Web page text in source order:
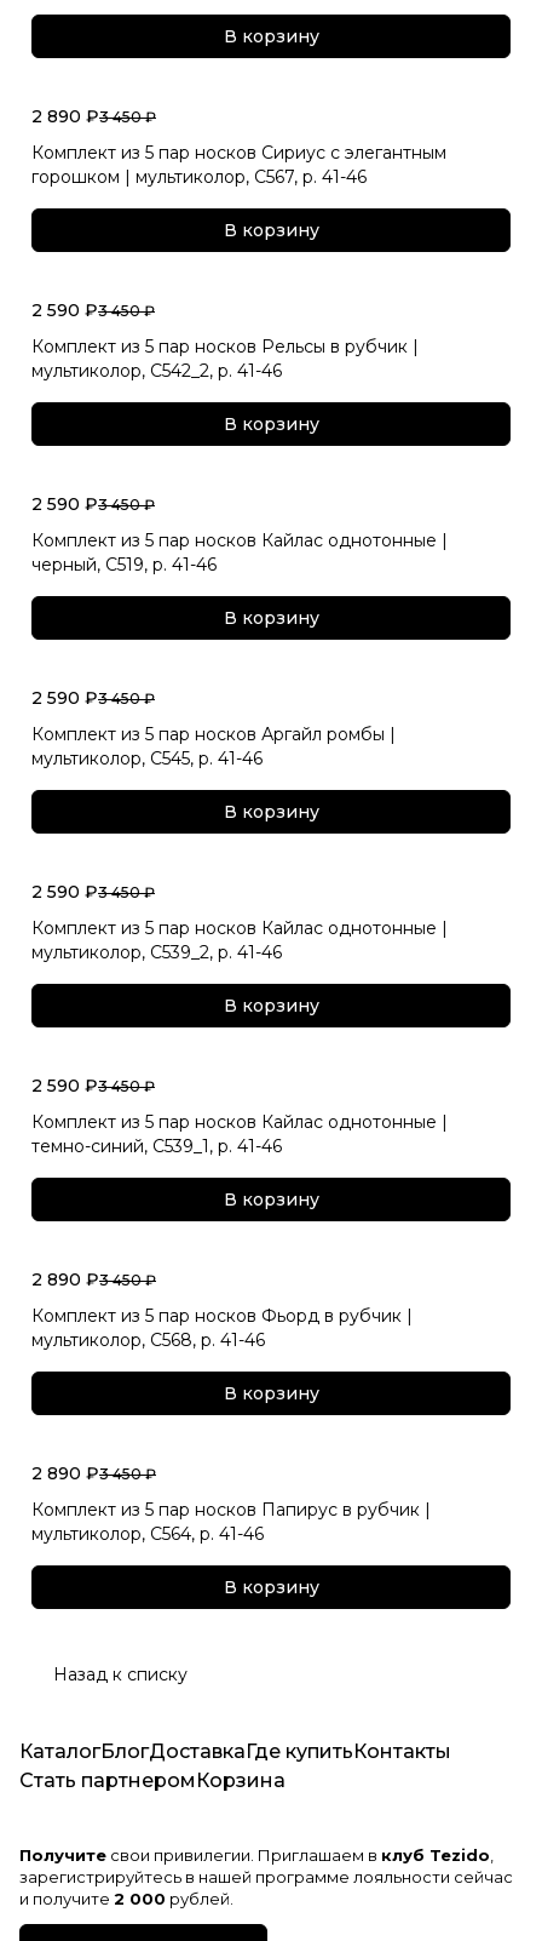
В корзину
2 890 ₽3 450 ₽
Комплект из 5 пар носков Сириус с элегантным
горошком | мультиколор, С567, р. 41-46
В корзину
2 590 ₽3 450 ₽
Комплект из 5 пар носков Рельсы в рубчик |
мультиколор, С542_2, р. 41-46
В корзину
2 590 ₽3 450 ₽
Комплект из 5 пар носков Кайлас однотонные |
черный, С519, р. 41-46
В корзину
2 590 ₽3 450 ₽
Комплект из 5 пар носков Аргайл ромбы |
мультиколор, С545, р. 41-46
В корзину
2 590 ₽3 450 ₽
Комплект из 5 пар носков Кайлас однотонные |
мультиколор, С539_2, р. 41-46
В корзину
2 590 ₽3 450 ₽
Комплект из 5 пар носков Кайлас однотонные |
темно-синий, С539_1, р. 41-46
В корзину
2 890 ₽3 450 ₽
Комплект из 5 пар носков Фьорд в рубчик |
мультиколор, С568, р. 41-46
В корзину
2 890 ₽3 450 ₽
Комплект из 5 пар носков Папирус в рубчик |
мультиколор, С564, р. 41-46
В корзину
Назад к списку
КаталогБлогДоставкаГде купитьКонтакты
Стать партнером Корзина
Получите свои привилегии. Приглашаем в клуб Tezido
зарегистрируйтесь в нашей программе лояльности сейчас
и получите 2 000 рублей.